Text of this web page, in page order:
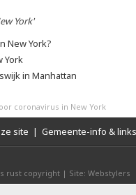
York'
New York?
York
in Manhattan
coronavirus in New York
site | Gemeente-info & links
rust copyright | Site: Webstylers